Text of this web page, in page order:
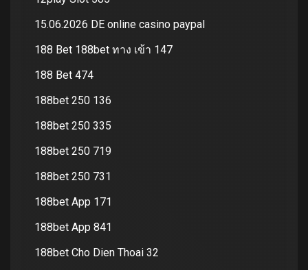
15.06.2026 DE online casino paypal
188 Bet 188bet ทาง เข้า 147
188 Bet 474
188bet 250 136
188bet 250 335
188bet 250 719
188bet 250 731
188bet App 171
188bet App 841
188bet Cho Dien Thoai 32